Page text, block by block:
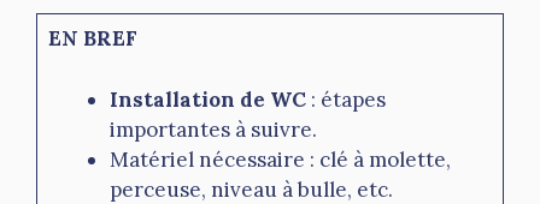
EN BREF
Installation de WC: étapes
importantes à suivre.
Matériel nécessaire : clé à molette,
perceuse, niveau à bulle, etc.